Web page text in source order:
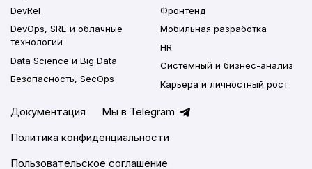
DevRel
DevOps, SRE и облачные
технологии
Data Science и Big Data
Безопасность, SecOps
Фронтенд
Мобильная разработка
HR
Системный и бизнес-анализ
Карьера и личностный рост
Документация
Мы в Telegram
Политика конфиденциальности
Пользовательское соглашение